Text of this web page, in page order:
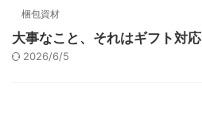
梱包資材
大事なこと、それはギフト対応
2026/6/5